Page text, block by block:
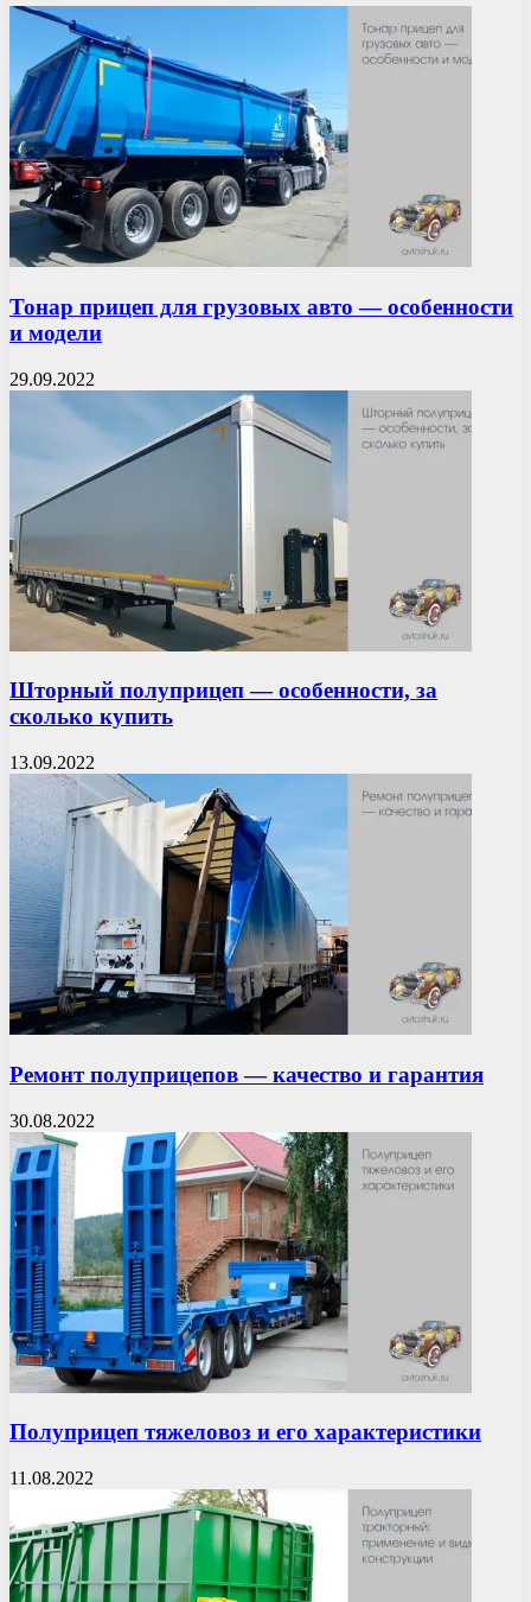
Тонар прицеп для грузовых авто — особенности
и модели
29.09.2022
Шторный полуприцеп — особенности, за
сколько купить
13.09.2022
Ремонт полуприцепов — качество и гарантия
30.08.2022
Полуприцеп тяжеловоз и его характеристики
11.08.2022